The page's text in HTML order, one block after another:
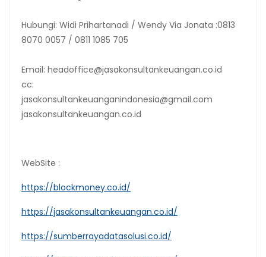
Hubungi: Widi Prihartanadi / Wendy Via Jonata :0813
8070 0057 / 0811 1085 705
Email: headoffice@jasakonsultankeuangan.co.id
cc:
jasakonsultankeuanganindonesia@gmail.com
jasakonsultankeuangan.co.id
WebSite :
https://blockmoney.co.id/
https://jasakonsultankeuangan.co.id/
https://sumberrayadatasolusi.co.id/